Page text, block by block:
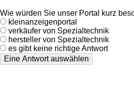
Wie würden Sie unser Portal kurz
kleinanzeigenportal
verkäufer von Spezialtechnik
hersteller von Spezialtechnik
es gibt keine richtige Antwort
Eine Antwort auswählen